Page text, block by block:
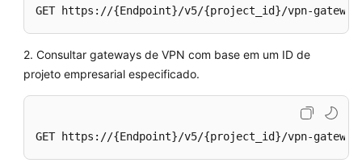
um
gateway
GET https://{Endpoint}/v5/{project_id}/vpn-
2. Consultar gateways de VPN com base em um ID de
projeto empresarial especificado.
GET https://{Endpoint}/v5/{project_id}/vpn-